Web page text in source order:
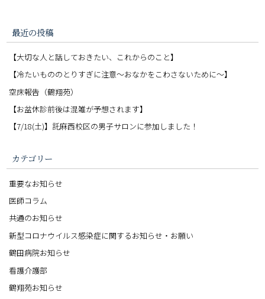
最近の投稿
【大切な人と話しておきたい、これからのこと】
【冷たいもののとりすぎに注意〜おなかをこわさないために〜】
空床報告（鶴翔苑）
【お盆休診前後は混雑が予想されます】
【7/18(土)】託麻西校区の男子サロンに参加しました！
カテゴリー
重要なお知らせ
医師コラム
共通のお知らせ
新型コロナウイルス感染症に関するお知らせ・お願い
鶴田病院お知らせ
看護介護部
鶴翔苑お知らせ